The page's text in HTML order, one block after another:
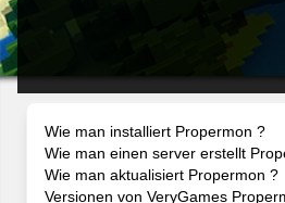
Wie man installiert Propermon ?
Wie man einen server erstellt
Wie man aktualisiert Propermon ?
Versionen von VeryGames